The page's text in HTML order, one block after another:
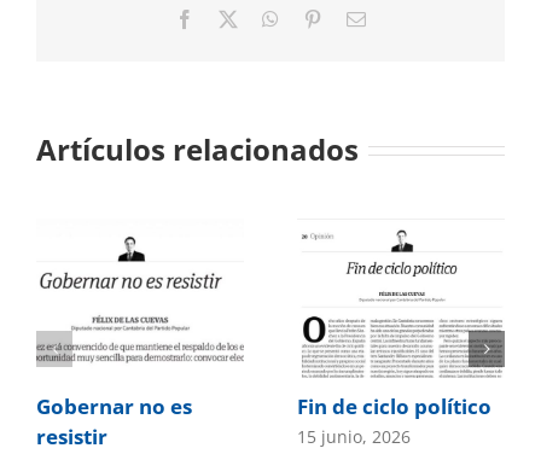
Facebook WhatsApp
PinterestCorreo
Artículos relacionados
Gobernar no es
resistir
Fin de ciclo político
15 junio, 2026